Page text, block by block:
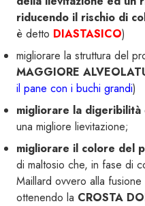
riducendo il rischio di
è detto DIASTASICO)
migliorare la struttura del
MAGGIORE
il pane con i buchi grandi)
migliorare la digeribilità
una migliore lievitazione;
migliorare il colore del
di maltosio che, in fase di
Maillard ovvero alla
ottenendo la CROSTA